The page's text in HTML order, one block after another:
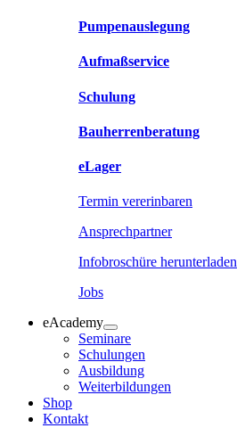
Pumpenauslegung
Aufmaßservice
Schulung
Bauherrenberatung
eLager
Termin vererinbaren
Ansprechpartner
Infobroschüre herunterladen
Jobs
eAcademy
Seminare
Schulungen
Ausbildung
Weiterbildungen
Shop
Kontakt